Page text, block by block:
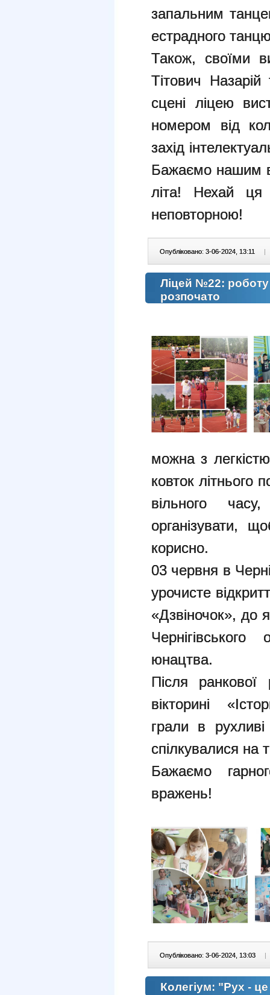
запальним
естрадного
Також, своїми
Тітович
сцені ліцею
номером від
захід
Бажаємо нашим
літа! Нехай ця
неповторною!
Опубліковано: 3-06-2024, 13:11 |
Ліцей №22:
розпочато
можна з
ковток літнього
вільного
організувати,
корисно.
03 червня в
урочисте
«Дзвіночок», до
юнацтва.
Після
вікторині
грали в
спілкувалися на
Бажаємо
вражень!
Опубліковано: 3-06-2024, 13:03 |
Колегіум: "Рух -